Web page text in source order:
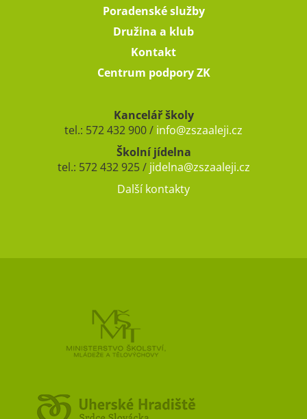
Poradenské služby
Družina a klub
Kontakt
Centrum podpory ZK
Kancelář školy
tel.: 572 432 900 / info@zszaaleji.cz
Školní jídelna
tel.: 572 432 925 / jidelna@zszaaleji.cz
Další kontakty